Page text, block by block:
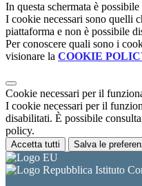
In questa schermata è
I cookie necessari sono quelli
piattaforma e non è possibile
Per conoscere quali sono i
visionare la COOKIE
Cookie necessari per il
I cookie necessari per il
disabilitati. È possibile
policy.
Accetta tutti Salva le
Istituto